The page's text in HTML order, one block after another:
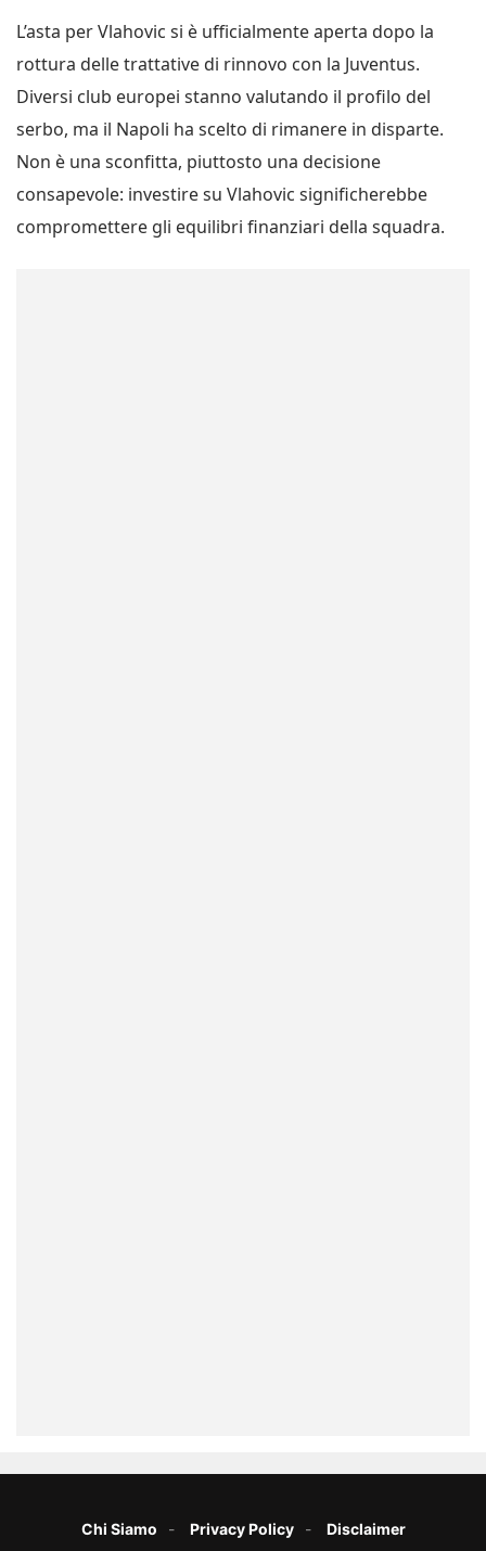
L’asta per Vlahovic si è ufficialmente aperta dopo la
rottura delle trattative di rinnovo con la Juventus.
Diversi club europei stanno valutando il profilo del
serbo, ma il Napoli ha scelto di rimanere in disparte.
Non è una sconfitta, piuttosto una decisione
consapevole: investire su Vlahovic significherebbe
compromettere gli equilibri finanziari della squadra.
Chi Siamo Privacy Policy Disclaimer